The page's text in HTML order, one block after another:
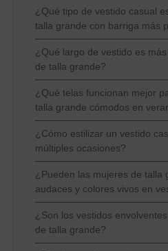
¿Qué tipo de vestido casual
talla grande con barriga más
¿Qué largo de vestido es
de talla grande?
¿Qué telas funcionan mejor
talla grande cómodos en
¿Cómo estilizar un vestido
múltiples ocasiones?
¿Pueden las mujeres de talla
audaces y colores vivos en
¿Son los vestidos
de talla grande?